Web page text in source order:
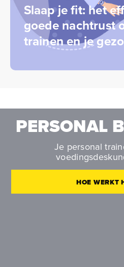
Slaap je fit: het
goede nachtrust
trainen en je
PERSONAL
Je personal
HOE WERKT